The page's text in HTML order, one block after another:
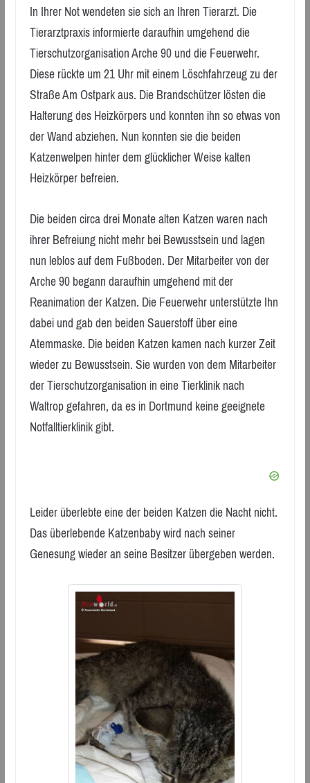
In Ihrer Not wendeten sie sich an Ihren Tierarzt. Die
Tierarztpraxis informierte daraufhin umgehend die
Tierschutzorganisation Arche 90 und die Feuerwehr.
Diese rückte um 21 Uhr mit einem Löschfahrzeug zu der
Straße Am Ostpark aus. Die Brandschützer lösten die
Halterung des Heizkörpers und konnten ihn so etwas von
der Wand abziehen. Nun konnten sie die beiden
Katzenwelpen hinter dem glücklicher Weise kalten
Heizkörper befreien.
Die beiden circa drei Monate alten Katzen waren nach
ihrer Befreiung nicht mehr bei Bewusstsein und lagen
nun leblos auf dem Fußboden. Der Mitarbeiter von der
Arche 90 begann daraufhin umgehend mit der
Reanimation der Katzen. Die Feuerwehr unterstützte Ihn
dabei und gab den beiden Sauerstoff über eine
Atemmaske. Die beiden Katzen kamen nach kurzer Zeit
wieder zu Bewusstsein. Sie wurden von dem Mitarbeiter
der Tierschutzorganisation in eine Tierklinik nach
Waltrop gefahren, da es in Dortmund keine geeignete
Notfalltierklinik gibt.
Leider überlebte eine der beiden Katzen die Nacht nicht.
Das überlebende Katzenbaby wird nach seiner
Genesung wieder an seine Besitzer übergeben werden.